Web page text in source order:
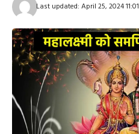
Last updated: April 25, 2024 11:01